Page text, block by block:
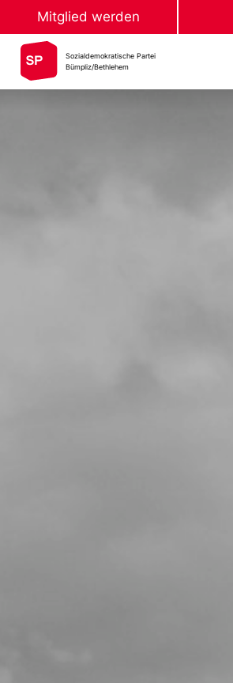
Mitglied werden
Sozialdemokratische Partei
Bümpliz/Bethlehem